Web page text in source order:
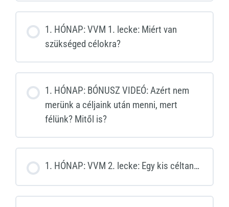
1. HÓNAP: VVM 1. lecke: Miért van
szükséged célokra?
1. HÓNAP: BÓNUSZ VIDEÓ: Azért nem
merünk a céljaink után menni, mert
félünk? Mitől is? ​
1. HÓNAP: VVM 2. lecke: Egy kis céltan…